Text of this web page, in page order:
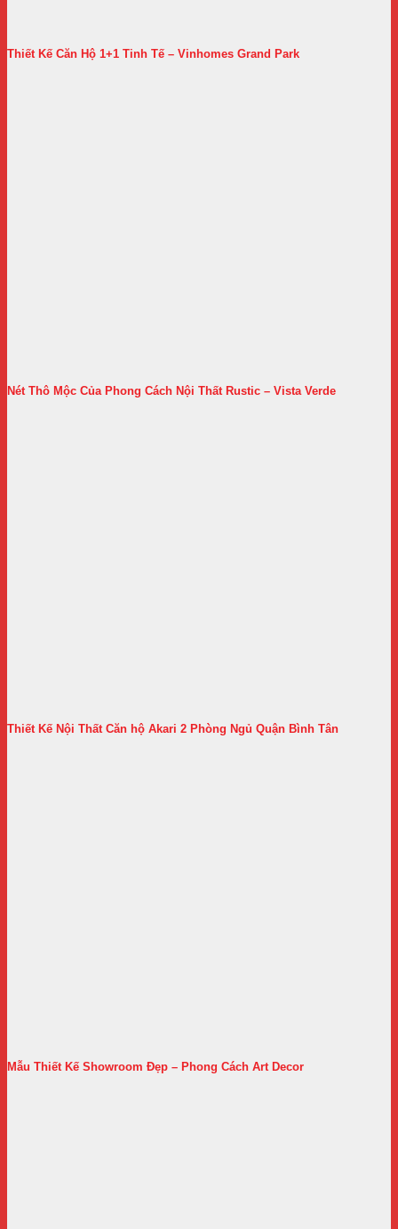
Thiết Kế Căn Hộ 1+1 Tinh Tế – Vinhomes Grand Park
Nét Thô Mộc Của Phong Cách Nội Thất Rustic – Vista Verde
Thiết Kế Nội Thất Căn hộ Akari 2 Phòng Ngủ Quận Bình Tân
Mẫu Thiết Kế Showroom Đẹp – Phong Cách Art Decor